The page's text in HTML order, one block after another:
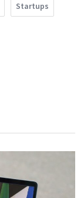
Startups